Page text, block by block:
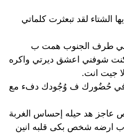
الشتاء لقد تبعثرت كلماتي
في طرف الجنوب همت ب
شوفني اعشق ديرتي واكره
جيت انت.
في حُضُورك ف وُجُودك دفء مع
هد حيله إحساس الغربة
ارضه شخص بكى قلبه انين